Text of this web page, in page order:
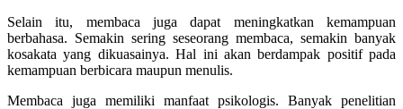
Selain itu, membaca juga dapat meningkatkan kemampuan
berbahasa. Semakin sering seseorang membaca, semakin banyak
kosakata yang dikuasainya. Hal ini akan berdampak positif pada
kemampuan berbicara maupun menulis.
Membaca juga memiliki manfaat psikologis. Banyak penelitian